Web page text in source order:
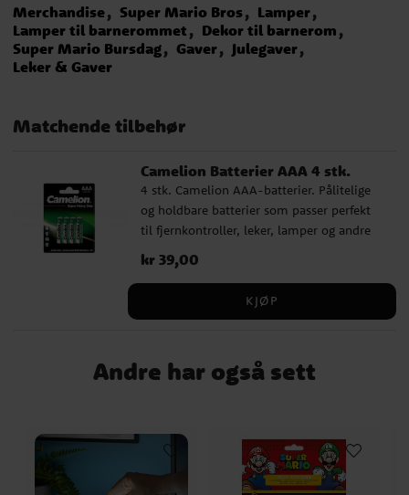
Merchandise Super Mario Bros
Lamper
Lamper til barnerommet
Dekor til barnerom
Super Mario Bursdag
Gaver
Julegaver
Leker & Gaver
Matchende tilbehør
Camelion Batterier AAA 4 stk.
4 stk. Camelion AAA-batterier. Pålitelige
og holdbare batterier som passer perfekt
til fjernkontroller, leker, lamper og andre
hverdagsprodukter.
Pris:kr 39,00
kr 39,00
KJØP
Andre har også sett